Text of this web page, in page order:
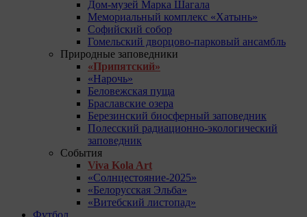
Дом-музей Марка Шагала
Мемориальный комплекс «Хатынь»
Софийский собор
Гомельский дворцово-парковый ансамбль
Природные заповедники
«Припятский»
«Нарочь»
Беловежская пуща
Браславские озера
Березинский биосферный заповедник
Полесский радиационно-экологический
заповедник
События
Viva Kola Art
«Солнцестояние-2025»
«Белорусская Эльба»
«Витебский листопад»
Футбол